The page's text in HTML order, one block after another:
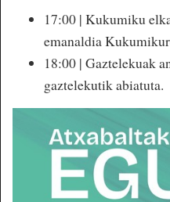
17:00 | Kukumiku
emanaldia
18:00 | Gaztelekuak
gaztelekutik abiatuta.